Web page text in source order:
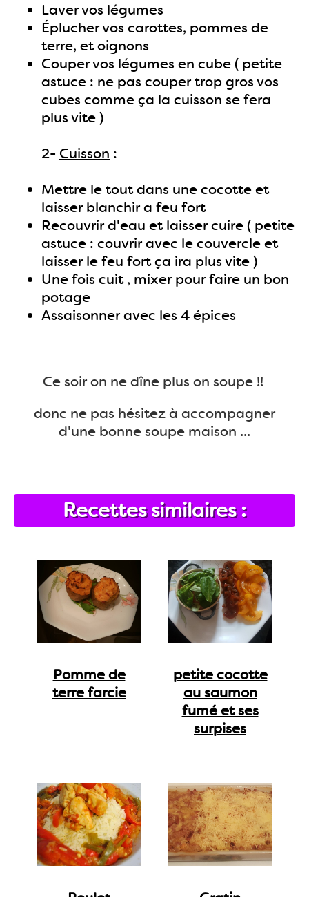
Laver vos légumes
Éplucher vos carottes, pommes de
terre, et oignons
Couper vos légumes en cube ( petite
astuce : ne pas couper trop gros vos
cubes comme ça la cuisson se fera
plus vite )
2- Cuisson :
Mettre le tout dans une cocotte et
laisser blanchir a feu fort
Recouvrir d'eau et laisser cuire ( petite
astuce : couvrir avec le couvercle et
laisser le feu fort ça ira plus vite )
Une fois cuit , mixer pour faire un bon
potage
Assaisonner avec les 4 épices
Ce soir on ne dîne plus on soupe !!
donc ne pas hésitez à accompagner
d'une bonne soupe maison ...
Recettes similaires :
Pomme de
terre farcie
petite cocotte
au saumon
fumé et ses
surpises